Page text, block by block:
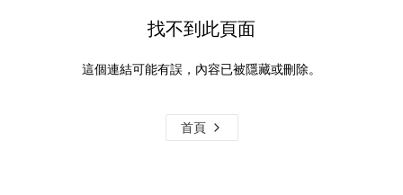
找不到此頁面
這個連結可能有誤，內容已被隱藏或刪除。
首頁